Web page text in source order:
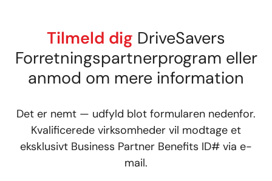
Tilmeld dig DriveSavers
Forretningspartnerprogram eller
anmod om mere information
Det er nemt — udfyld blot formularen nedenfor.
Kvalificerede virksomheder vil modtage et
eksklusivt Business Partner Benefits ID# via e-
mail.